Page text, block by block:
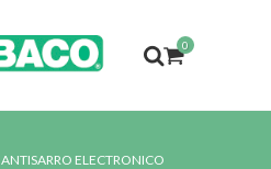
0
ANTISARRO ELECTRONICO